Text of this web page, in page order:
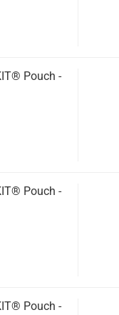
Pouch -
Pouch -
Pouch -